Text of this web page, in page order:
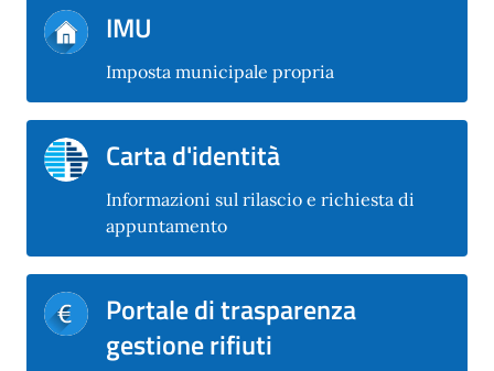
IMU
Imposta municipale propria
Carta d'identità
Informazioni sul rilascio e richiesta di
appuntamento
Portale di trasparenza
gestione rifiuti